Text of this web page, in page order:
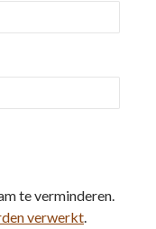
te verminderen.
verwerkt.